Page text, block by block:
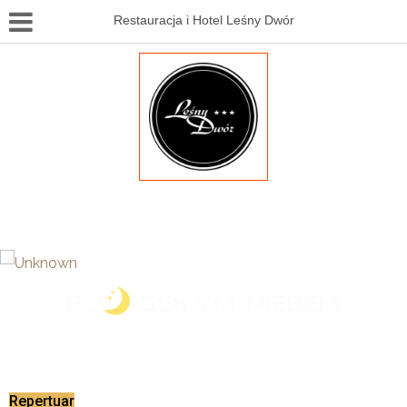
Restauracja i Hotel Leśny Dwór
Repertuar